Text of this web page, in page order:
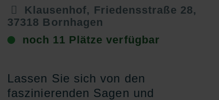
Klausenhof, Friedensstraße 28,
37318 Bornhagen
noch 11 Plätze verfügbar
Lassen Sie sich von den
faszinierenden Sagen und